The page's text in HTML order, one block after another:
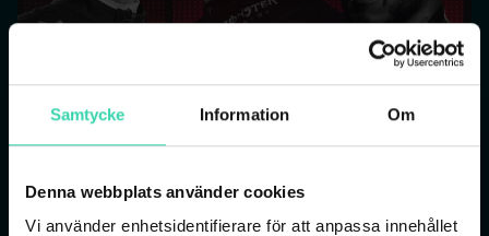
Samtycke Information Om
Denna webbplats använder cookies
Vi använder enhetsidentifierare för att anpassa innehållet
världsklass